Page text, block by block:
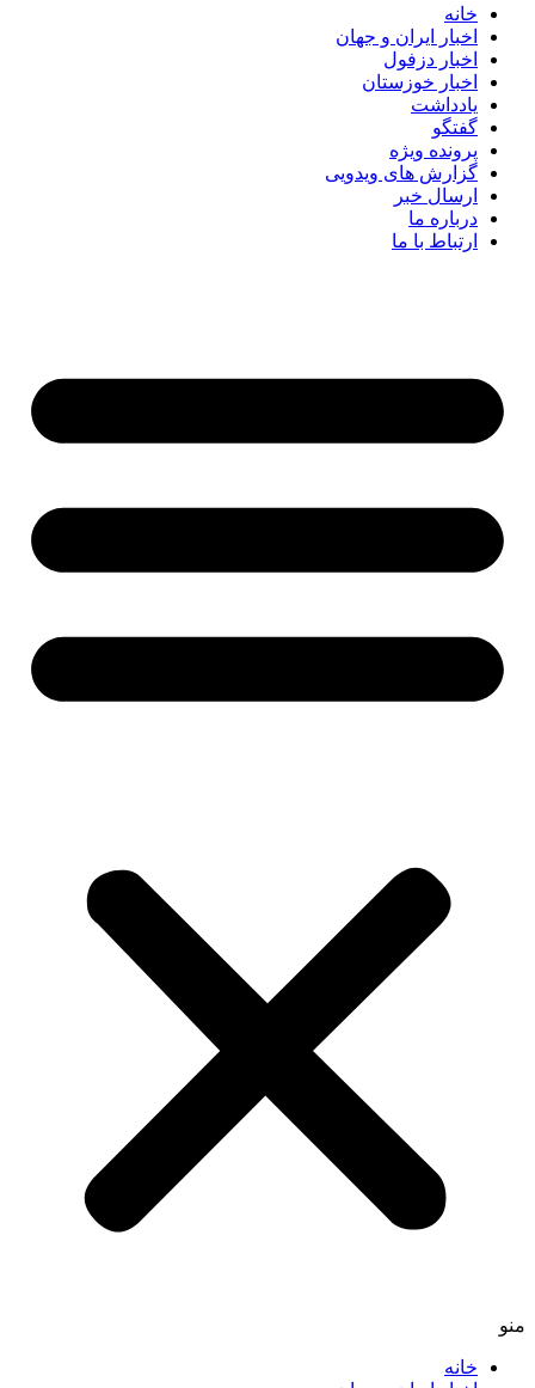
خانه
اخبار ایران و جهان
اخبار دزفول
اخبار خوزستان
یادداشت
گفتگو
پرونده ویژه
گزارش های ویدویی
ارسال خبر
درباره ما
ارتباط با ما
منو
خانه